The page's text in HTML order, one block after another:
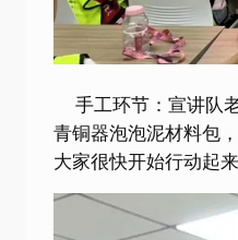
手工环节：宣讲队
青铜器泡泡泥材料包
大家很快开始行动起来